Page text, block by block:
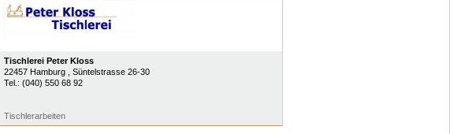
Tischlerei Peter Kloss
22457 Hamburg
, Süntelstrasse 26-30
Tel.: (040) 550 68 92
Tischlerarbeiten